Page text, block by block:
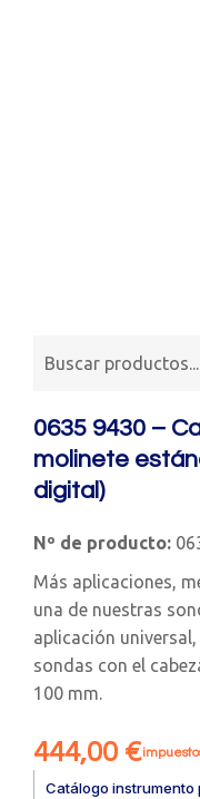
0635 9430 –
molinete
digital)
Nº de producto:
Más aplicaciones,
una de nuestras
aplicación
sondas con el
100 mm.
444,00 €
Catálogo